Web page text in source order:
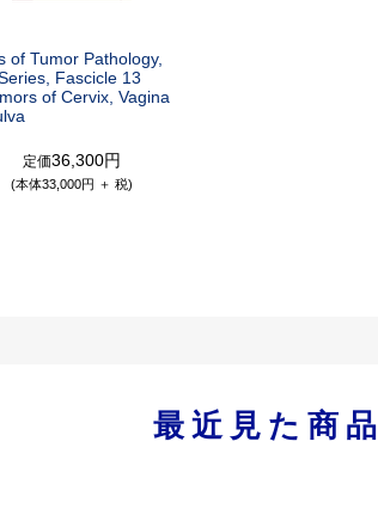
of Tumor Pathology,
Fascicle 13
of Cervix, Vagina
定価36,300円
(本体33,000円 ＋ 税)
最近見た商品